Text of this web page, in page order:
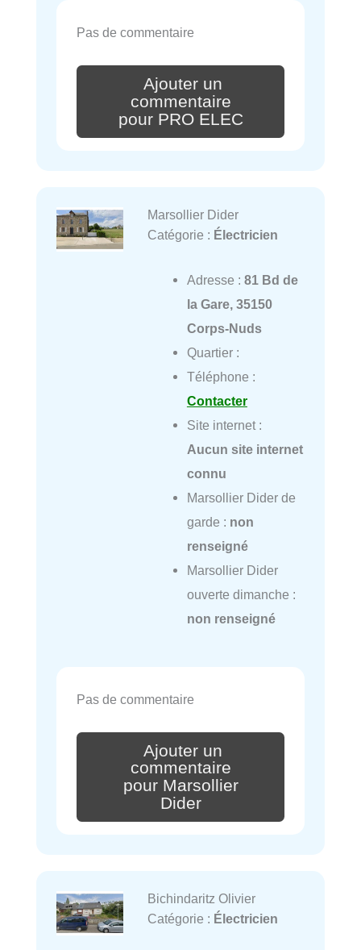
Pas de commentaire
Ajouter un
commentaire
pour PRO ELEC
Marsollier Dider
Catégorie : Électricien
Adresse : 81 Bd de
la Gare, 35150
Corps-Nuds
Quartier :
Téléphone :
Contacter
Site internet :
Aucun site internet
connu
Marsollier Dider de
garde : non
renseigné
Marsollier Dider
ouverte dimanche :
non renseigné
Pas de commentaire
Ajouter un
commentaire
pour Marsollier
Dider
Bichindaritz Olivier
Catégorie : Électricien